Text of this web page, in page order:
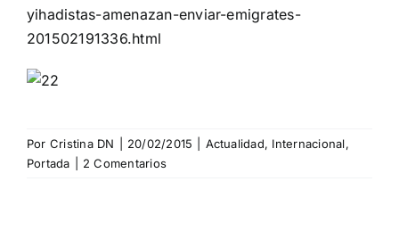
yihadistas-amenazan-enviar-emigrates-
201502191336.html
Por Cristina DN 20/02/2015 Actualidad, Internacional,
Portada
2 Comentarios